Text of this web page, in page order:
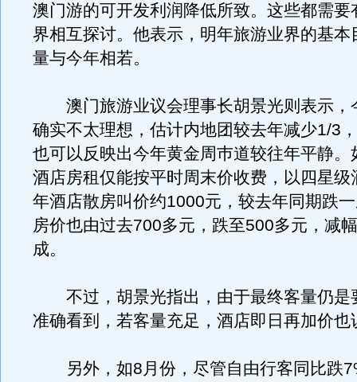
澳门游的可开发利润降低所致。这些都需要
界相互探讨。他表示，明年旅游业界的基本
量与今年相若。
澳门旅游业议会理事长胡景光则表示，
确实不太理想，估计内地团较去年减少1/3
也可以反映出今年黄金周巿道较往年平静。
酒店房租仅能按平时周末价收费，以四星级
年酒店散房叫价约1000元，较去年同期跌
房价也由过去700多元，跌至500多元，减
成。
不过，胡景光指出，由于最终客量仍是
准确看到，若客量充足，酒店即日再加价也
另外，如8月份，尽管自由行客同比跌